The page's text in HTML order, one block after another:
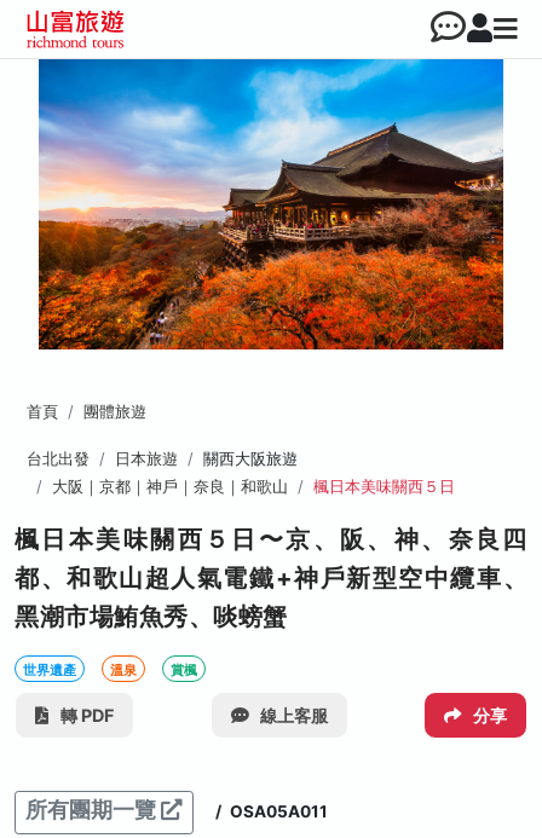
首頁 團體旅遊
台北出發 日本旅遊
關西大阪旅遊
大阪｜京都｜神戶｜奈良｜和歌山
楓日本美味關西５日
楓日本美味關西５日〜京、阪、神、奈良四
都、和歌山超人氣電鐵+神戶新型空中纜車、
黑潮市場鮪魚秀、啖螃蟹
世界遺產 溫泉 賞楓
轉 PDF 線上客服 分享
所有團期一覽 / OSA05A011